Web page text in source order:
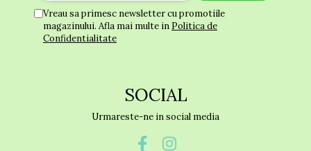
Vreau sa primesc newsletter cu promotiile
magazinului. Afla mai multe in Politica de
Confidentialitate
SOCIAL
Urmareste-ne in social media